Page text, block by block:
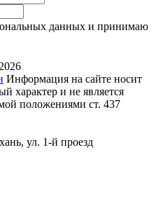
данных и принимаю
Информация на сайте носит
характер и не является
положениями ст. 437
ул. 1-й проезд